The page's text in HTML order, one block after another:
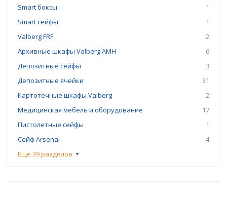
Smart боксы
1
Smart сейфы
1
Valberg FRF
2
Архивные шкафы Valberg AMH
6
Депозитные сейфы
3
Депозитные ячейки
31
Картотечные шкафы Valberg
2
Медицинская мебель и оборудование
17
Пистолетные сейфы
1
Сейф Arsenal
4
Ещё 39 разделов